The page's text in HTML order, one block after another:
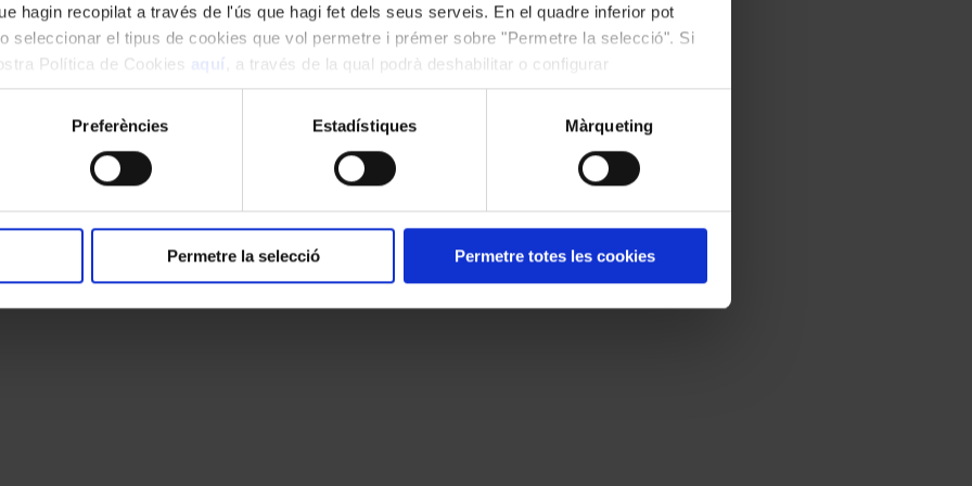
hagin recopilat a través de l'ús que hagi fet dels seus serveis. En el quadre inferior pot
seleccionar el tipus de cookies que vol permetre i prémer sobre "Permetre la selecció". Si
Política de Cookies aquí
, a través de la qual podrà deshabilitar o configurar
Preferències Estadístiques Màrqueting
Permetre la selecció Permetre totes les cookies